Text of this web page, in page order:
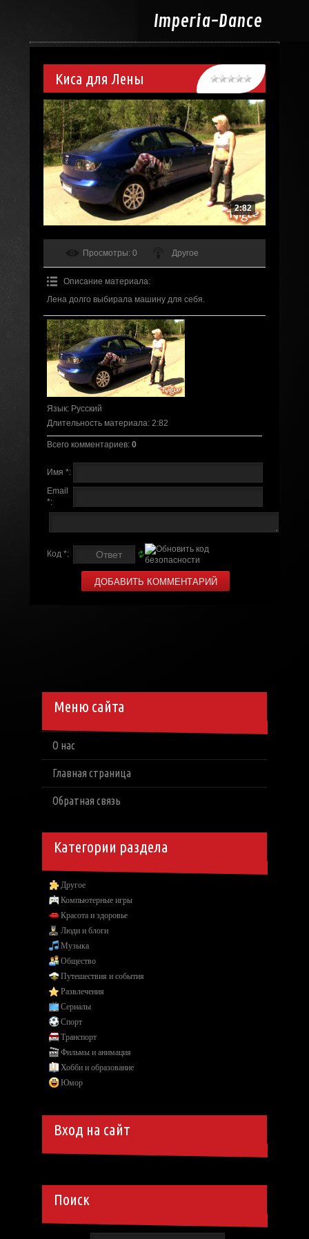
Imperia-Dance
Киса для Лены
2:82
Просмотры: 0 Другое
Описание материала:
Лена долго выбирала машину для себя.
Язык: Русский
Длительность материала: 2:82
Всего комментариев: 0
Имя *:
Email
*:
Код *:
Меню сайта
О нас
Главная страница
Обратная связь
Категории раздела
Другое
Компьютерные игры
Красота и здоровье
Люди и блоги
Музыка
Общество
Путешествия и события
Развлечения
Сериалы
Спорт
Транспорт
Фильмы и анимация
Хобби и образование
Юмор
Вход на сайт
Поиск